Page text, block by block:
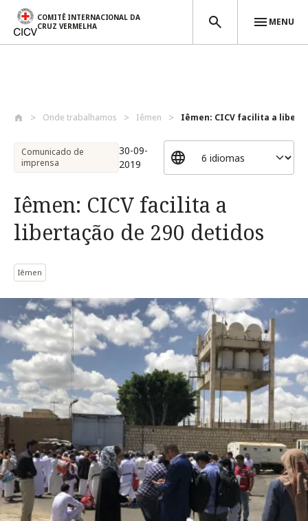
COMITÊ INTERNACIONAL DA
CRUZ VERMELHA
MENU
Onde trabalhamos Iêmen Iêmen: CICV facilita a
Comunicado de
imprensa
30-09-
2019
Iêmen: CICV facilita a
libertação de 290 detidos
Iêmen